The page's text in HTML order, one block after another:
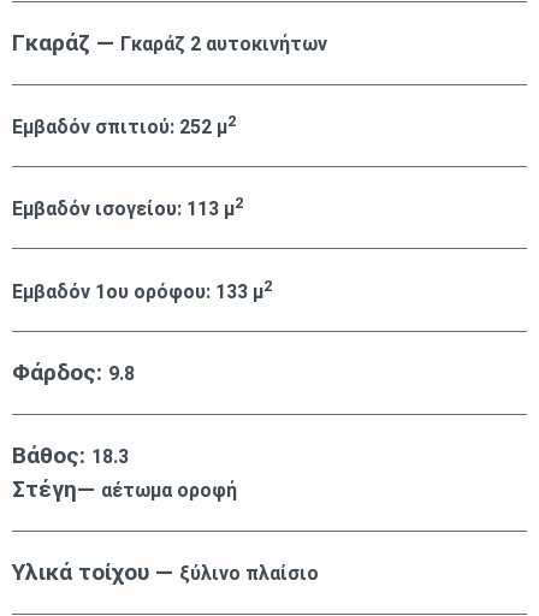
Γκαράζ — Γκαράζ 2 αυτοκινήτων
Εμβαδόν σπιτιού: 252 μ2
Εμβαδόν ισογείου: 113 μ2
Εμβαδόν 1ου ορόφου: 133 μ2
Φάρδος: 9.8
Βάθος: 18.3
Στέγη— αέτωμα οροφή
Υλικά τοίχου — ξύλινο πλαίσιο